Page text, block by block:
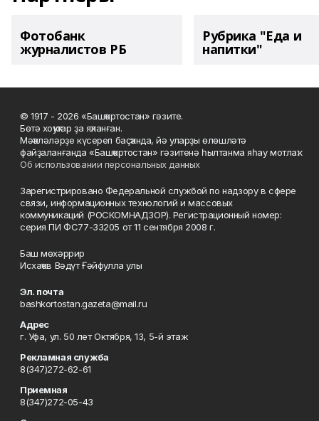
Фотобанк
журналистов РБ
Рубрика "Еда и
напитки"
© 1917 - 2026 «Башҡортостан» гәзите.
Бөтә хоҡуҡтар ҙа яҡланған.
Мәҡәләләрҙе күсереп баҫҡанда, йә уларҙы өлөшләтә
файҙаланғанда «Башҡортостан» гәзитенә һылтанма яһау мотлаҡ.
Об использовании персональных данных
Зарегистрировано Федеральной службой по надзору в сфере
связи, информационных технологий и массовых
коммуникаций (РОСКОМНАДЗОР). Регистрационный номер:
серия ПИ ФС77-33205 от 11 сентября 2008 г.
Баш мөхәррир
Исхаҡов Вәдүт Ғәйфулла улы
Эл. почта
bashkortostan.gazeta@mail.ru
Адрес
г. Уфа, ул. 50 лет Октября, 13, 5-й этаж
Рекламная служба
8(347)272-62-61
Приемная
8(347)272-05-43